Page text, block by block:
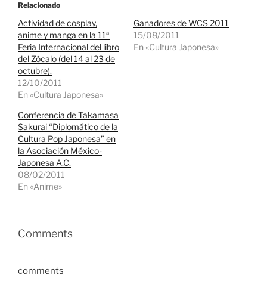
Relacionado
Actividad de cosplay,
anime y manga en la 11ª
Feria Internacional del libro
del Zócalo (del 14 al 23 de
octubre).
12/10/2011
En «Cultura Japonesa»
Ganadores de WCS 2011
15/08/2011
En «Cultura Japonesa»
Conferencia de Takamasa
Sakurai “Diplomático de la
Cultura Pop Japonesa” en
la Asociación México-
Japonesa A.C.
08/02/2011
En «Anime»
Comments
comments